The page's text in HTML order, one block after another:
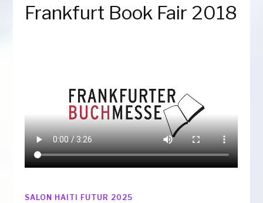
Frankfurt Book Fair 2018
SALON HAITI FUTUR 2025